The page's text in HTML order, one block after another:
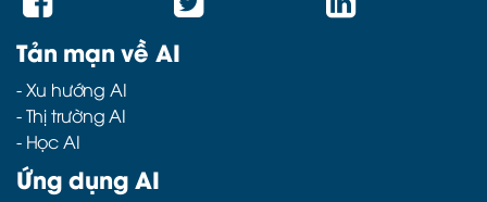
Tản mạn về AI
-Xu hướng AI
-Thị trường AI
- Học AI
Ứng dụng AI